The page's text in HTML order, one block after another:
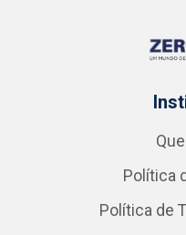
Política
Política de